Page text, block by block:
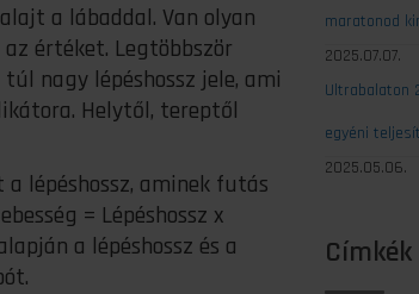
a lábaddal. Van olyan
értéket. Legtöbbször
nagy lépéshossz jele, ami
Helytől, tereptől
lépéshossz, aminek futás
= Lépéshossz x
a lépéshossz és a
maratonod
2025.07.07.
Ultrabalaton
egyéni
2025.05.06.
Címkék